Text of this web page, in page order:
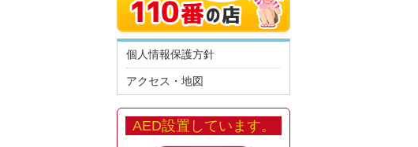
個人情報保護方針
アクセス・地図
AED設置しています。